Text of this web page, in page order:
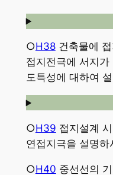
○H38건축물에 접
접지전극에 서지
도특성에 대하여
○H39 접지설계
연접지극을 설명하
○H40 중선선의